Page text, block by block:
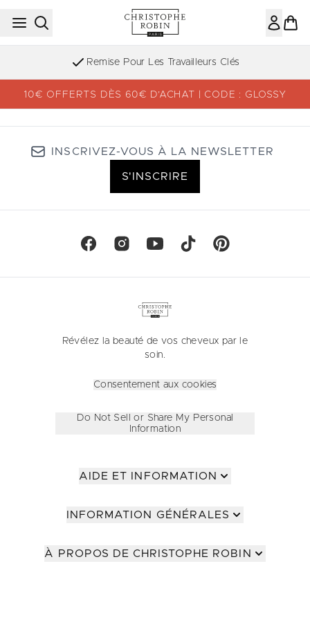
Passer au contenu principal
Remise Pour Les Travailleurs Clés
10€ OFFERTS DÈS 60€ D’ACHAT | CODE : GLOSSY
INSCRIVEZ-VOUS À LA NEWSLETTER
S'INSCRIRE
Révélez la beauté de vos cheveux par le
soin.
Consentement aux cookies
Do Not Sell or Share My Personal
Information
AIDE ET INFORMATION
INFORMATION GÉNÉRALES
À PROPOS DE CHRISTOPHE ROBIN